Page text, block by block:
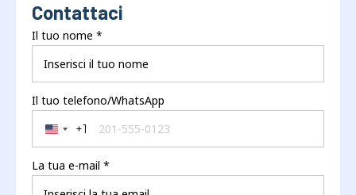
Contattaci
Il tuo nome *
Il tuo telefono/WhatsApp
United States +1
+1
La tua e-mail *